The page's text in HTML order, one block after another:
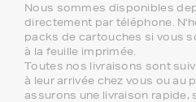
Nous sommes disponibles
directement par téléphone.
packs de cartouches si vous
à la feuille imprimée.
Toutes nos livraisons sont
à leur arrivée chez vous ou au
assurons une livraison rapide,